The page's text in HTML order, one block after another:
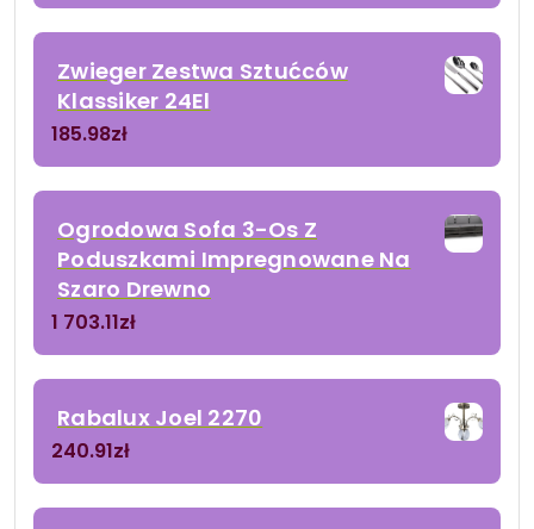
Zwieger Zestwa Sztućców
Klassiker 24El
185.98zł
Ogrodowa Sofa 3-Os Z
Poduszkami Impregnowane Na
Szaro Drewno
1 703.11zł
Rabalux Joel 2270
240.91zł